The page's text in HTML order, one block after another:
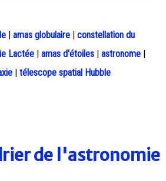
| amas globulaire | constellation du
Lactée | amas d'étoiles | astronome |
| télescope spatial Hubble
de l'astronomie